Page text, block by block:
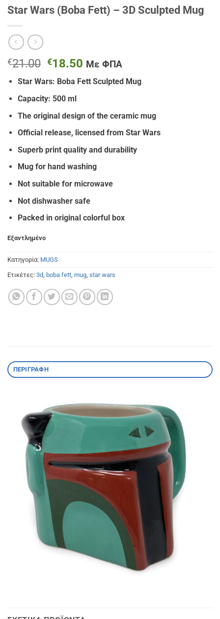
Star Wars (Boba Fett) – 3D Sculpted Mug
€21.00 Original
price
was:
€21.00.
€18.50 Η
τρέχουσα
τιμή
€18.50.
Με ΦΠΑ
Star Wars: Boba Fett Sculpted Mug
Capacity: 500 ml
The original design of the ceramic mug
Official release, licensed from Star Wars
Superb print quality and durability
Mug for hand washing
Not suitable for microwave
Not dishwasher safe
Packed in original colorful box
Εξαντλημένο
Κατηγορία: MUGS
Ετικέτες: 3d, boba fett, mug, star wars
ΠΕΡΙΓΡΑΦΉ